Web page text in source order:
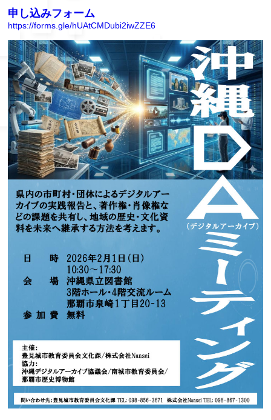
申し込みフォーム
https://forms.gle/hUAtCMDubi2iwZZE6